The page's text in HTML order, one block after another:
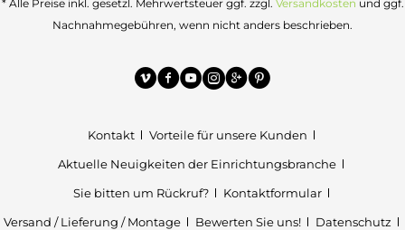
* Alle Preise inkl. gesetzl. Mehrwertsteuer ggf. zzgl. Versandkosten und ggf.
Nachnahmegebühren, wenn nicht anders beschrieben.
Kontakt
Vorteile für unsere Kunden
Aktuelle Neuigkeiten der Einrichtungsbranche
Sie bitten um Rückruf?
Kontaktformular
Versand / Lieferung / Montage
Bewerten Sie uns!
Datenschutz